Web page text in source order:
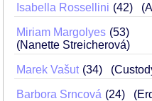
Isabella Rossellini 42
Miriam Margolyes 53
(Nanette Streicherová)
Marek Vašut 34
Barbora Srncová 24